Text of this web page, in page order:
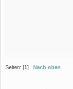
Seiten: [1] Nach oben